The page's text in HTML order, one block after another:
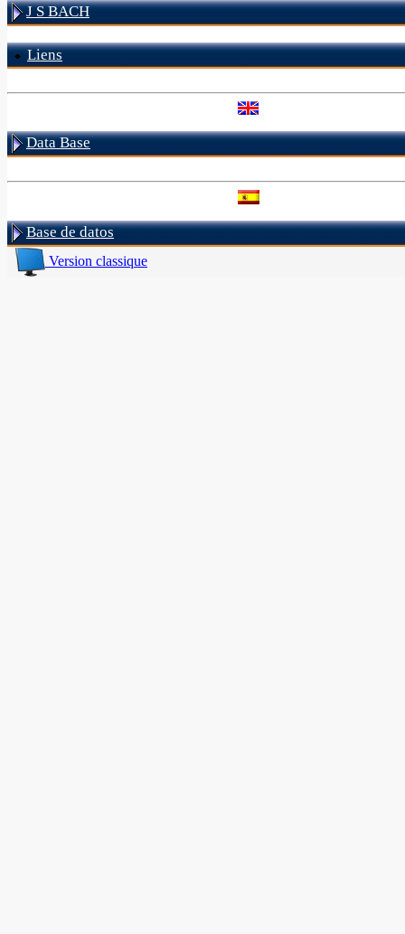
J S BACH
Liens
Data Base
Base de datos
Version classique